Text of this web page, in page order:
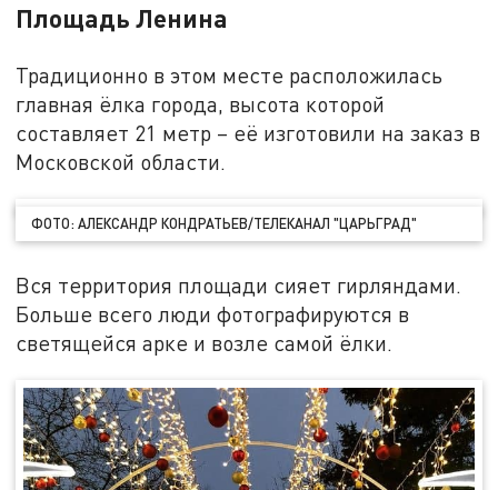
Площадь Ленина
Традиционно в этом месте расположилась
главная ёлка города, высота которой
составляет 21 метр – её изготовили на заказ в
Московской области.
ФОТО: АЛЕКСАНДР КОНДРАТЬЕВ/ТЕЛЕКАНАЛ "ЦАРЬГРАД"
Вся территория площади сияет гирляндами.
Больше всего люди фотографируются в
светящейся арке и возле самой ёлки.